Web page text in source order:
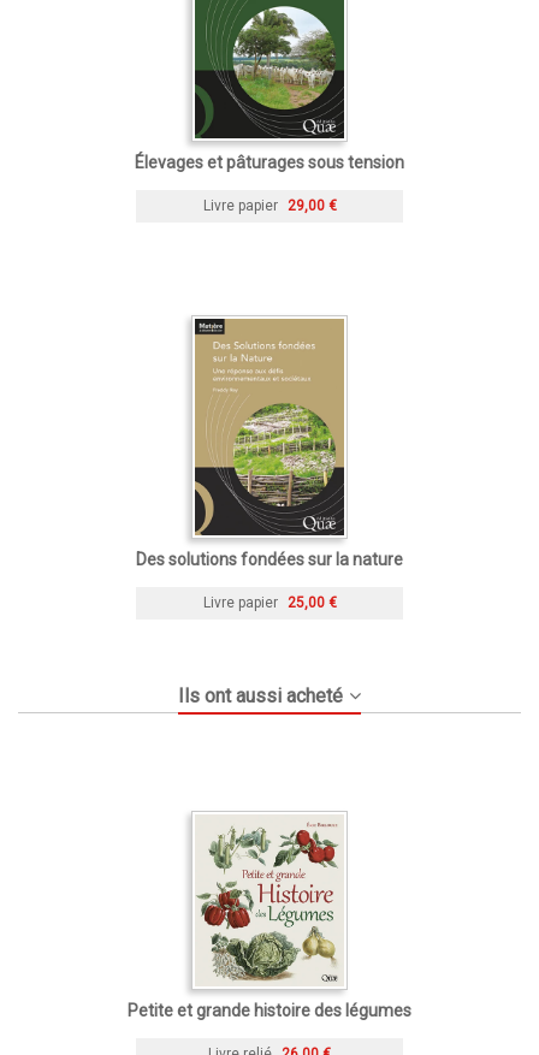
Élevages et pâturages sous tension
Livre papier 29,00 €
Des solutions fondées sur la nature
Livre papier 25,00 €
Ils ont aussi acheté
Petite et grande histoire des légumes